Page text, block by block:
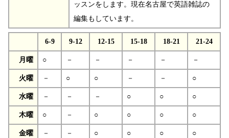
ッスンをします。現在名古屋で英語雑誌の
編集もしています。
6-9 9-12 12-15 15-18 18-21 21-24
月曜 ○ － － － － －
火曜 － ○ ○ － － ○
水曜 － － － ○ ○ ○
木曜 ○ － ○ ○ ○ ○
金曜 － － ○ ○ ○ ○